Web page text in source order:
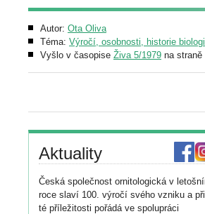
Autor: Ota Oliva
Téma: Výročí, osobnosti, historie
Vyšlo v časopise Živa 5/1979 na straně
Aktuality
Česká společnost ornitologická v
roce slaví 100. výročí svého vzniku a při
té příležitosti pořádá ve spolupráci